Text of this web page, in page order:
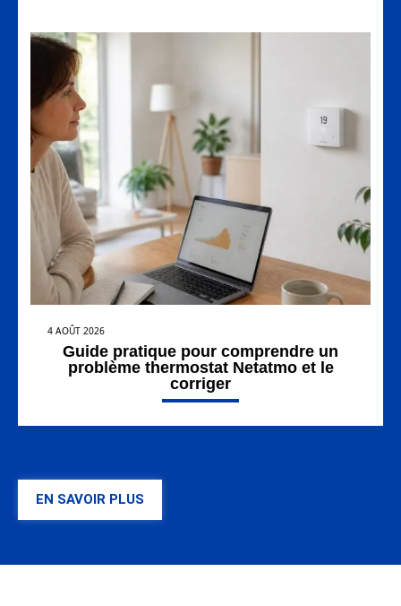
4 AOÛT 2026
Guide pratique pour comprendre un
problème thermostat Netatmo et le
corriger
EN SAVOIR PLUS